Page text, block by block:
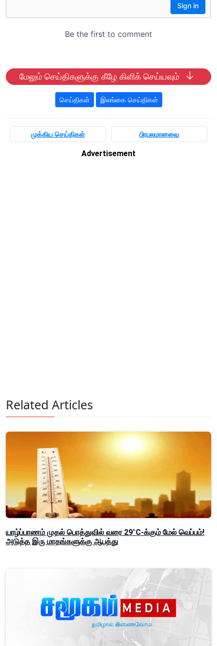
மேலும் செய்திகளுக்கு கீழே கிளிக் செய்யவும்
செய்திகள் இலங்கை செய்திகள்
முக்கிய செய்திகள் பிரபலமானவை
Advertisement
Related Articles
யாழ்ப்பாணம் முதல் பொத்துவில் வரை 29°C-க்கும் மேல் வெப்பம்!
அடுத்த இரு மாதங்களுக்கு ஆபத்து